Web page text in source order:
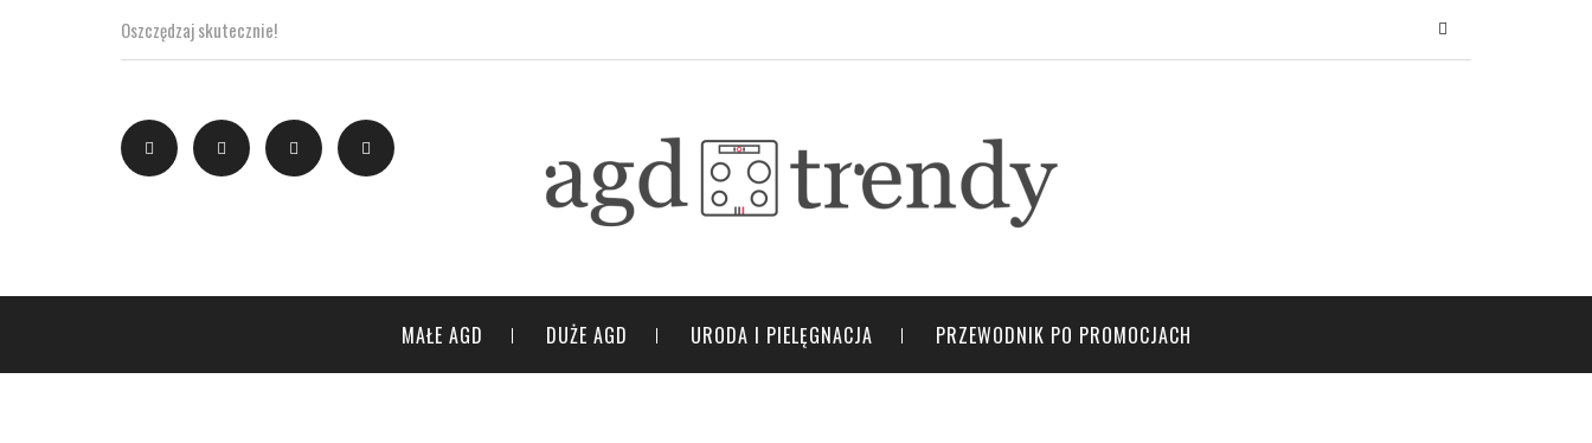
Oszczędzaj skutecznie! ×
MAŁE AGD DUŻE AGD URODA I PIELĘGNACJA PRZEWODNIK PO PROMOCJACH